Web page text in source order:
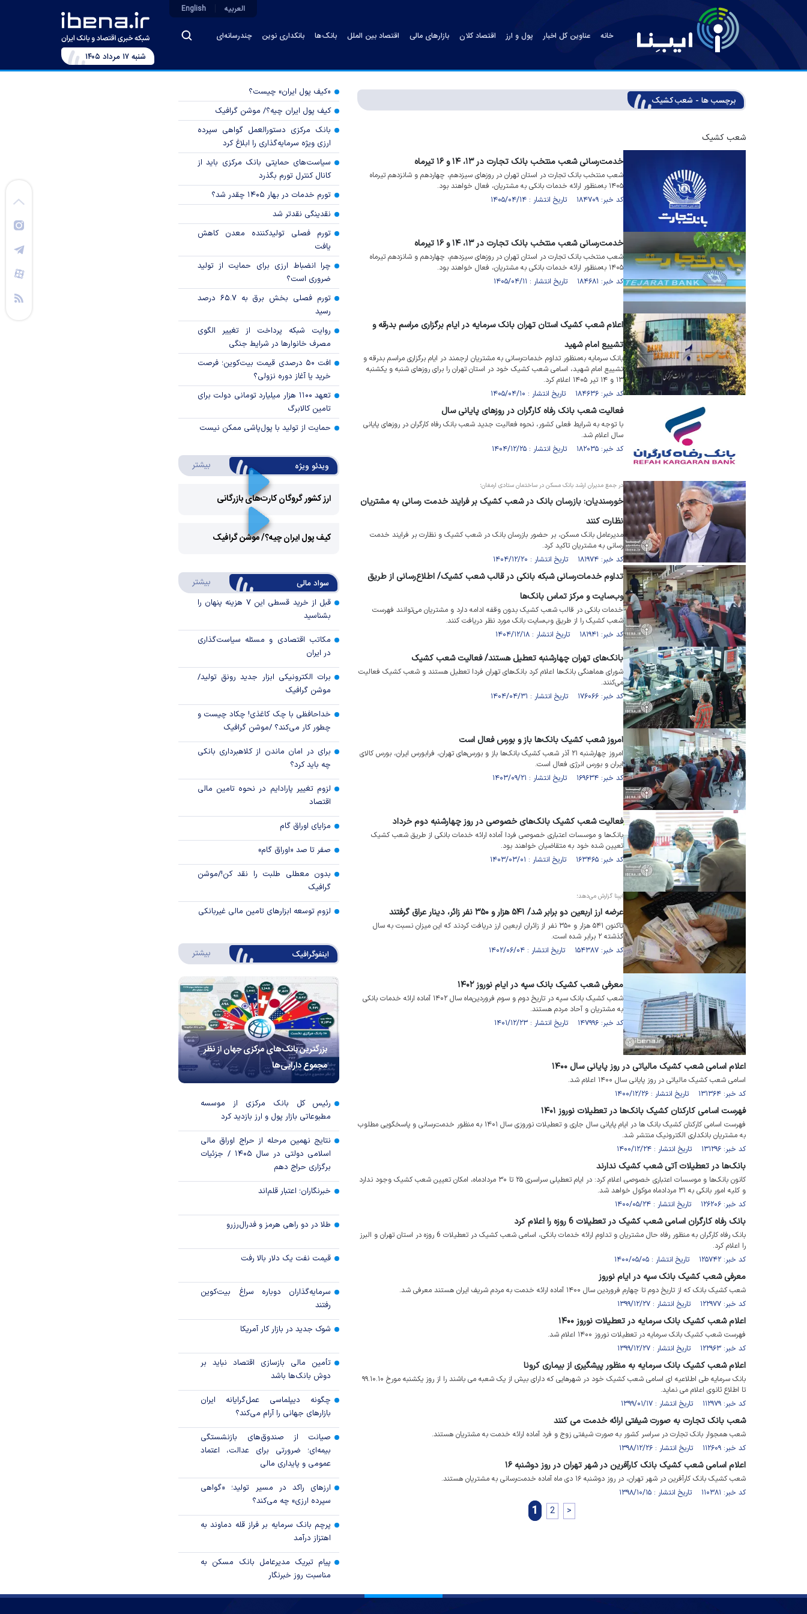
خانه عناوین کل اخبار پول و ارز اقتصاد کلان بازارهای مالی اقتصاد بین الملل بانک‌ها بانکداری نوین چندرسانه‌ای
العربیه English
شنبه ۱۷ مرداد ۱۴۰۵
برچسب ها - شعب کشیک
شعب کشیک
خدمت‌رسانی شعب منتخب بانک تجارت در ۱۳، ۱۴ و ۱۶ تیرماه
شعب منتخب بانک تجارت در استان تهران در روز‌های سیزدهم، چهاردهم و شانزدهم تیرماه
۱۴۰۵ به‌منظور ارائه خدمات بانکی به مشتریان، فعال خواهند بود.
کد خبر: ۱۸۴۷۰۹ تاریخ انتشار : ۱۴۰۵/۰۴/۱۴
خدمت‌رسانی شعب منتخب بانک تجارت در ۱۳، ۱۴ و ۱۶ تیرماه
شعب منتخب بانک تجارت در استان تهران در روز‌های سیزدهم، چهاردهم و شانزدهم تیرماه
۱۴۰۵ به‌منظور ارائه خدمات بانکی به مشتریان، فعال خواهند بود.
کد خبر: ۱۸۴۶۸۱ تاریخ انتشار : ۱۴۰۵/۰۴/۱۱
اعلام شعب کشیک استان تهران بانک سرمایه در ایام برگزاری مراسم بدرقه و
تشییع امام شهید
بانک سرمایه به‌منظور تداوم خدمات‌رسانی به مشتریان ارجمند در ایام برگزاری مراسم بدرقه و
تشییع امام شهید، اسامی شعب کشیک خود در استان تهران را برای روز‌های شنبه و یکشنبه
۱۳ و ۱۴ تیر ۱۴۰۵ اعلام کرد.
کد خبر: ۱۸۴۶۳۶ تاریخ انتشار : ۱۴۰۵/۰۴/۱۰
فعالیت شعب بانک رفاه کارگران در روز‌های پایانی سال
با توجه به شرایط فعلی کشور، نحوه فعالیت جدید شعب بانک رفاه کارگران در روز‌های پایانی
سال اعلام شد.
کد خبر: ۱۸۲۰۳۵ تاریخ انتشار : ۱۴۰۴/۱۲/۲۵
در جمع مدیران ارشد بانک مسکن در ساختمان ستادی ارمغان؛
خورسندیان: بازرسان بانک در شعب کشیک بر فرایند خدمت رسانی به مشتریان
نظارت کنند
مدیرعامل بانک مسکن، بر حضور بازرسان بانک در شعب کشیک و نظارت بر فرایند خدمت
رسانی به مشتریان تاکید کرد.
کد خبر: ۱۸۱۹۷۴ تاریخ انتشار : ۱۴۰۴/۱۲/۲۰
تداوم خدمات‌رسانی شبکه بانکی در قالب شعب کشیک/ اطلاع‌رسانی از طریق
وب‌سایت و مرکز تماس بانک‌ها
خدمات بانکی در قالب شعب کشیک بدون وقفه ادامه دارد و مشتریان می‌توانند فهرست
شعب کشیک را از طریق وب‌سایت بانک مورد نظر دریافت کنند.
کد خبر: ۱۸۱۹۴۱ تاریخ انتشار : ۱۴۰۴/۱۲/۱۸
بانک‌های تهران چهارشنبه تعطیل هستند/ فعالیت شعب کشیک
شورای هماهنگی بانک‌ها اعلام کرد بانک‌های تهران فردا تعطیل هستند و شعب کشیک فعالیت
می‌کنند.
کد خبر: ۱۷۶۰۶۶ تاریخ انتشار : ۱۴۰۴/۰۴/۳۱
امروز شعب کشیک بانک‌ها باز و بورس فعال است
امروز چهارشنبه ۲۱ آذر شعب کشیک بانک‌ها باز و بورس‌های تهران، فرابورس ایران، بورس کالای
ایران و بورس انرژی فعال است.
کد خبر: ۱۶۹۶۳۴ تاریخ انتشار : ۱۴۰۳/۰۹/۲۱
فعالیت شعب کشیک بانک‌های خصوصی در روز چهارشنبه دوم خرداد
بانک‌ها و موسسات اعتباری خصوصی فردا آماده ارائه خدمات بانکی از طریق شعب کشیک
تعیین شده خود به متقاضیان خواهند بود.
کد خبر: ۱۶۳۴۶۵ تاریخ انتشار : ۱۴۰۳/۰۳/۰۱
ایبِنا گزارش می‌دهد؛
عرضه ارز اربعین دو برابر شد/ ۵۴۱ هزار و ۳۵۰ نفر زائر، دینار عراق گرفتند
تاکنون ۵۴۱ هزار و ۳۵۰ نفر از زائران اربعین ارز دریافت کردند که این میزان نسبت به سال
گذشته ۲ برابر شده است.
کد خبر: ۱۵۴۳۸۷ تاریخ انتشار : ۱۴۰۲/۰۶/۰۴
معرفی شعب کشیک بانک سپه در ایام نوروز ۱۴۰۲
شعب کشیک بانک سپه در تاریخ دوم و سوم فروردین‌ماه سال ۱۴۰۲ آماده ارائه خدمات بانکی
به مشتریان و آحاد مردم هستند.
کد خبر: ۱۴۷۹۹۶ تاریخ انتشار : ۱۴۰۱/۱۲/۲۳
اعلام اسامی شعب کشیک مالیاتی در روز پایانی سال ۱۴۰۰
اسامی شعب کشیک مالیاتی در روز پایانی سال ۱۴۰۰ اعلام شد.
کد خبر: ۱۳۱۳۶۴ تاریخ انتشار : ۱۴۰۰/۱۲/۲۶
فهرست اسامی کارکنان کشیک بانک‌ها در تعطیلات نوروز ۱۴۰۱
فهرست اسامی کارکنان کشیک بانک ها در ایام پایانی سال جاری و تعطیلات نوروزی سال ۱۴۰۱ به منظور خدمت‌رسانی و پاسخگویی مطلوب
به مشتریان بانکداری الکترونیک منتشر شد.
کد خبر: ۱۳۱۲۹۶ تاریخ انتشار : ۱۴۰۰/۱۲/۲۴
بانک‌ها در تعطیلات آتی شعب کشیک ندارند
کانون بانک‌ها و موسسات اعتباری خصوصی اعلام کرد: در ایام تعطیلی سراسری ۲۵ تا ۳۰ مردادماه، امکان تعیین شعب کشیک وجود ندارد
و کلیه امور بانکی به ۳۱ مردادماه موکول خواهد شد.
کد خبر: ۱۲۶۲۰۶ تاریخ انتشار : ۱۴۰۰/۰۵/۲۴
بانک رفاه کارگران اسامی شعب کشیک در تعطیلات 6 روزه را اعلام کرد
بانک رفاه کارگران به منظور رفاه حال مشتریان و تداوم ارائه خدمات بانکی، اسامی شعب کشیک در تعطیلات 6 روزه در استان تهران و البرز
را اعلام کرد.
کد خبر: ۱۲۵۷۴۲ تاریخ انتشار : ۱۴۰۰/۰۵/۰۵
معرفی شعب کشیک بانک سپه در ایام نوروز
شعب کشیک بانک که از تاریخ دوم تا چهارم فروردین سال ۱۴۰۰ آماده ارائه خدمت به مردم شریف ایران هستند معرفی شد.
کد خبر: ۱۲۲۹۷۷ تاریخ انتشار : ۱۳۹۹/۱۲/۲۷
اعلام شعب کشیک بانک سرمایه در تعطیلات نوروز ۱۴۰۰
فهرست شعب کشیک بانک سرمایه در تعطیلات نوروز ۱۴۰۰ اعلام شد.
کد خبر: ۱۲۲۹۶۳ تاریخ انتشار : ۱۳۹۹/۱۲/۲۷
اعلام شعب کشیک بانک سرمایه به منظور پیشگیری از بیماری کرونا
بانک سرمایه طی اطلاعیه ای اسامی شعب کشیک خود در شهرهایی که دارای بیش از یک شعبه می باشند را از روز یکشنبه مورخ ۹۹.۱۰.۱۰
تا اطلاع ثانوی اعلام می نماید.
کد خبر: ۱۱۲۹۷۹ تاریخ انتشار : ۱۳۹۹/۰۱/۱۷
شعب بانک تجارت به صورت شیفتی ارائه خدمت می کنند
شعب همجوار بانک تجارت در سراسر کشور به صورت شیفتی زوج و فرد آماده ارائه خدمت به مشتریان هستند.
کد خبر: ۱۱۲۶۰۹ تاریخ انتشار : ۱۳۹۸/۱۲/۲۶
اعلام اسامی شعب کشیک بانک کارآفرین در شهر تهران در روز دوشنبه ۱۶
شعب کشیک بانک کارآفرین در شهر تهران، در روز دوشنبه ۱۶ دی ماه آماده خدمت‌رسانی به مشتریان هستند.
کد خبر: ۱۱۰۳۸۱ تاریخ انتشار : ۱۳۹۸/۱۰/۱۵
1 2 >
«کیف پول ایران» چیست؟
کیف پول ایران چیه؟/ موشن گرافیک
بانک مرکزی دستورالعمل گواهی سپرده
ارزی ویژه سرمایه‌گذاری را ابلاغ کرد
سیاست‌های حمایتی بانک مرکزی باید از
کانال کنترل تورم بگذرد
تورم خدمات در بهار ۱۴۰۵ چقدر شد؟
نقدینگی نقدتر شد
تورم فصلی تولیدکننده معدن کاهش
یافت
چرا انضباط ارزی برای حمایت از تولید
ضروری است؟
تورم فصلی بخش برق به ۶۵.۷ درصد
رسید
روایت شبکه پرداخت از تغییر الگوی
مصرف خانوار‌ها در شرایط جنگی
افت ۵۰ درصدی قیمت بیت‌کوین؛ فرصت
خرید یا آغاز دوره نزولی؟
تعهد ۱۱۰۰ هزار میلیارد تومانی دولت برای
تامین کالابرگ
حمایت از تولید با پول‌پاشی ممکن نیست
ویدئو ویژه بیشتر درباره ویدئو ویژه
ارز کشور گروگان کارت‌های بازرگانی
Video
کیف پول ایران چیه؟/ موشن گرافیک
سواد مالی بیشتر درباره سواد مالی
قبل از خرید قسطی این ۷ هزینه پنهان را
بشناسید
مکاتب اقتصادی و مسئله سیاست‌گذاری
در ایران
برات الکترونیکی ابزار جدید رونق تولید/
موشن گرافیک
خداحافظی با چک کاغذی! چکاد چیست و
چطور کار می‌کند؟ /موشن گرافیک
برای در امان ماندن از کلاهبرداری بانکی
چه باید کرد؟
لزوم تغییر پارادایم در نحوه تامین مالی
اقتصاد
مزایای اوراق گام
صفر تا صد «اوراق گام»
بدون معطلی طلبت را نقد کن!/موشن
گرافیک
لزوم توسعه ابزارهای تامین مالی غیربانکی
اینفوگرافیک بیشتر درباره اینفوگرافیک
بزرگترین بانک‌های مرکزی جهان از نظر
مجموع دارایی‌ها
رئیس کل بانک مرکزی از موسسه
مطبوعاتی بازار پول و ارز بازدید کرد
نتایج نهمین مرحله از حراج اوراق مالی
اسلامی دولتی در سال ۱۴۰۵ / جزئیات
برگزاری حراج دهم
خبرنگاران؛ اعتبار قلم‌اند
طلا در دو راهی هرمز و فدرال‌رزرو
قیمت نفت یک دلار بالا رفت
سرمایه‌گذاران دوباره سراغ بیت‌کوین
رفتند
شوک جدید در بازار کار آمریکا
تأمین مالی بازسازی اقتصاد نباید بر
دوش بانک‌ها باشد
چگونه دیپلماسی عمل‌گرایانه ایران
بازار‌های جهانی را آرام می‌کند؟
صیانت از صندوق‌های بازنشستگی
بیمه‌ای؛ ضرورتی برای عدالت، اعتماد
عمومی و پایداری مالی
ارزهای راکد در مسیر تولید؛ «گواهی
سپرده ارزی» چه می‌کند؟
پرچم بانک سرمایه بر فراز قله دماوند به
اهتزاز درآمد
پیام تبریک مدیرعامل بانک مسکن به
مناسبت روز خبرنگار